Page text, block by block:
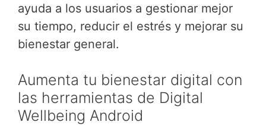
ayuda a los usuarios a gestionar mejor
su tiempo, reducir el estrés y mejorar su
bienestar general.
Aumenta tu bienestar digital con
las herramientas de Digital
Wellbeing Android